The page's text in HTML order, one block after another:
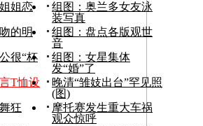
姐恋
组图：奥兰多女友泳
装写真
的明
组图：盘点各版观世
音
很“杯
组图：女星集体
发“婚”了
T恤设
晚清“雏妓出台”罕见照
(图)
狂
摩托赛发生重大车祸
观众惊呼